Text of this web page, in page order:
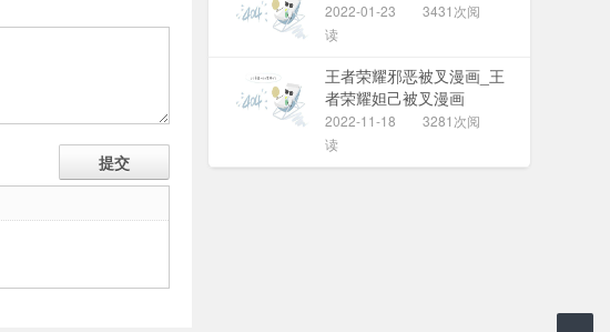
2022-01-23
3431次阅
读
王者荣耀邪恶被叉漫画_王
者荣耀妲己被叉漫画
2022-11-18
3281次阅
读